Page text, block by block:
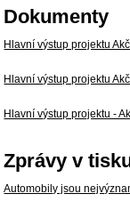
Dokumenty
Hlavní výstup projektu
Hlavní výstup projektu
Hlavní výstup projektu -
Zprávy v
Automobily jsou